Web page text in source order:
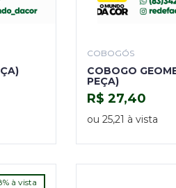
COBOGÓS
COBOGO
PEÇA)
R$ 27,40
ou 25,21 à vista
à vista